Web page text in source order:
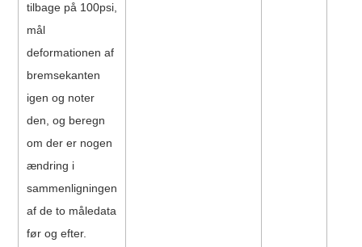
tilbage på 100psi,
mål
deformationen af ​​
bremsekanten
igen og noter
den, og beregn
om der er nogen
ændring i
sammenligningen
af ​​de to måledata
før og efter.